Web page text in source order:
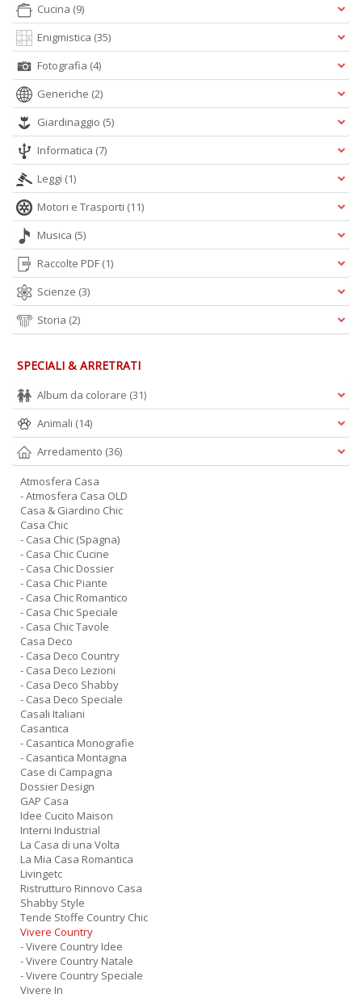
Cucina (9)
Enigmistica (35)
Fotografia (4)
Generiche (2)
Giardinaggio (5)
Informatica (7)
Leggi (1)
Motori e Trasporti (11)
Musica (5)
Raccolte PDF (1)
Scienze (3)
Storia (2)
SPECIALI & ARRETRATI
Album da colorare (31)
Animali (14)
Arredamento (36)
Atmosfera Casa
- Atmosfera Casa OLD
Casa & Giardino Chic
Casa Chic
- Casa Chic (Spagna)
- Casa Chic Cucine
- Casa Chic Dossier
- Casa Chic Piante
- Casa Chic Romantico
- Casa Chic Speciale
- Casa Chic Tavole
Casa Deco
- Casa Deco Country
- Casa Deco Lezioni
- Casa Deco Shabby
- Casa Deco Speciale
Casali Italiani
Casantica
- Casantica Monografie
- Casantica Montagna
Case di Campagna
Dossier Design
GAP Casa
Idee Cucito Maison
Interni Industrial
La Casa di una Volta
La Mia Casa Romantica
Livingetc
Ristrutturo Rinnovo Casa
Shabby Style
Tende Stoffe Country Chic
Vivere Country
- Vivere Country Idee
- Vivere Country Natale
- Vivere Country Speciale
Vivere In